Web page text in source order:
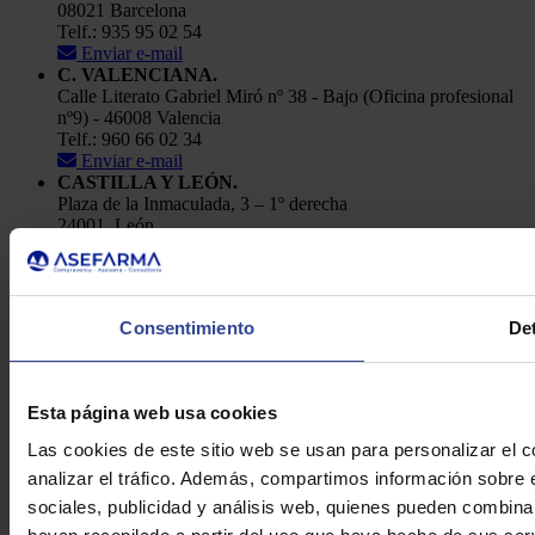
Consentimiento
Esta página web usa cookies
Las cookies de este sitio web se usan para personalizar el
analizar el tráfico. Además, compartimos información
sociales, publicidad y análisis web, quienes pueden
08021 Barcelona
Telf.: 935 95 02 54
Enviar e-mail
C. VALENCIANA.
Calle Literato Gabriel Miró nº 38 - Bajo (Oficina profesional
nº9) - 46008 Valencia
Telf.: 960 66 02 34
Enviar e-mail
CASTILLA Y LEÓN.
Plaza de la Inmaculada, 3 – 1º derecha
24001, León
Enviar e-mail
Aviso Legal